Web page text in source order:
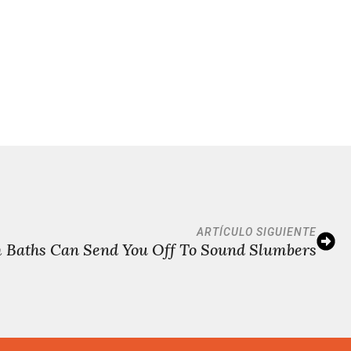
ARTÍCULO SIGUIENTE
Can Send You Off To Sound Slumbers